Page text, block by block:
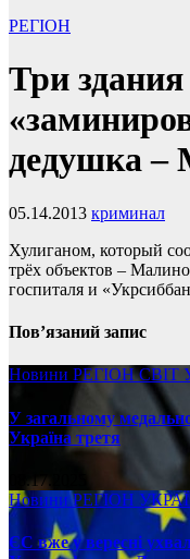
РЕГІОН
Три
дедушка
05.14.2013 криминал
Хулиганом, который
трёх объектов –
госпиталя и
Пов’язаний запис
Новини РЕГІОНСВІТ
У загальному
Україна третя
08.17.2025
НовиниРЕГІОН
ЄС вже у вересні